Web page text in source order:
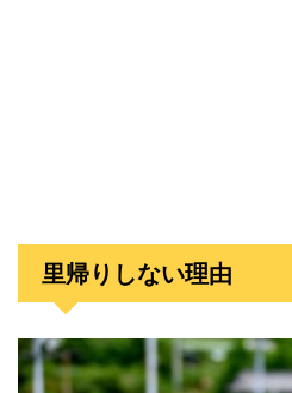
里帰りしない理由